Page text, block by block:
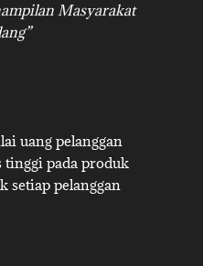
Masyarakat
uang pelanggan
pada produk
setiap pelanggan